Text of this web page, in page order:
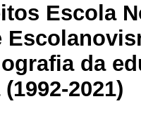
Escola
da
2021)